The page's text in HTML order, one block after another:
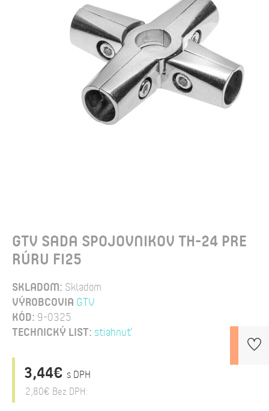
GTV SADA SPOJOVNIKOV TH-24 PRE
RÚRU FI25
SKLADOM: Skladom
VÝROBCOVIA GTV
KÓD: 9-0325
TECHNICKÝ LIST: stiahnuť
3,44€ s DPH
2,80€ Bez DPH: